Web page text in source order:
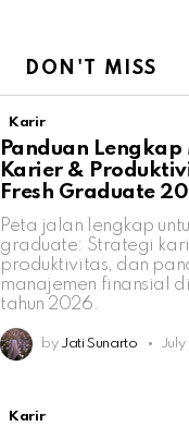
DON'T MISS
Karir
Panduan Lengkap
Karier &
Fresh Graduate
Peta jalan lengkap
graduate: Strategi
produktivitas, dan
manajemen finansial
tahun 2026.
by Jati Sunarto
Karir